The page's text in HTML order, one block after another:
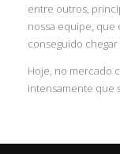
entre outros,
nossa equipe, que
conseguido chegar
Hoje, no mercado
intensamente que